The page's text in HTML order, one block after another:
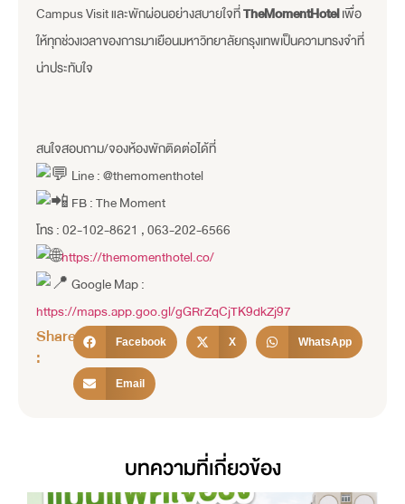
Campus Visit และพักผ่อนอย่างสบายใจที่TheMomentHotelเพื่อ
ให้ทุกช่วงเวลาของการมาเยือนมหาวิทยาลัยกรุงเทพเป็นความทรงจำที่
น่าประทับใจ
สนใจสอบถาม/จองห้องพักติดต่อได้ที่
Line : @themomenthotel
FB : The Moment
โทร : 02-102-8621 , 063-202-6566
https://themomenthotel.co/
Google Map :
https://maps.app.goo.gl/gGRrZqCjTK9dkZj97
Share
:
Facebook X WhatsApp
Email
บทความที่เกี่ยวข้อง